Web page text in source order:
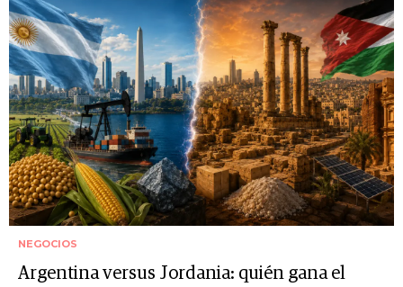
NEGOCIOS
Argentina versus Jordania: quién gana el